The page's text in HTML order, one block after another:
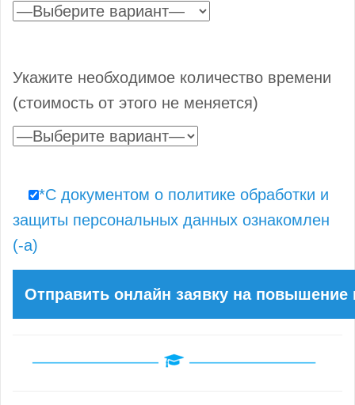
Укажите необходимое количество времени
(стоимость от этого не меняется)
*С документом о политике обработки и
защиты персональных данных ознакомлен
(-а)